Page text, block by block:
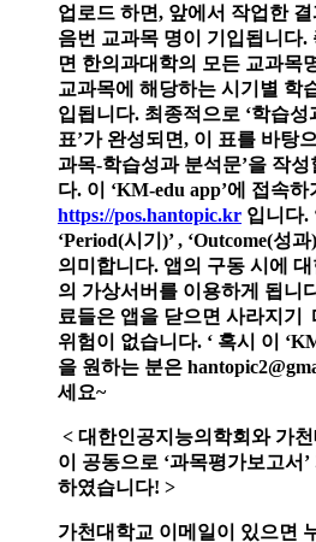
업로드 하면, 앞에서 작업한
음번 교과목 명이 기입됩니다.
면 한의과대학의 모든 교과목
교과목에 해당하는 시기별 학
입됩니다. 최종적으로 ‘학습
표’가 완성되면, 이 표를 바탕
과목-학습성과 분석문’을 작성
다. 이 ‘KM-edu app’에 접속
https://pos.hantopic.kr 입니다.
‘Period(시기)’ , ‘Outcome(성
의미합니다. 앱의 구동 시에
의 가상서버를 이용하게 됩니
료들은 앱을 닫으면 사라지기
위험이 없습니다. ‘ 혹시 이
을 원하는 분은
세요~
< 대한인공지능의학회와 가
이 공동으로 ‘과목평가보고서
하였습니다! >
가천대학교 이메일이 있으면